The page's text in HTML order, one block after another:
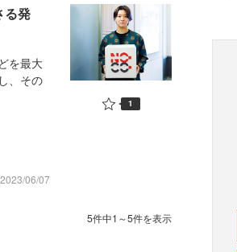
る発
を最大
、その
2023/06/07
1
5件中1～5件を表示